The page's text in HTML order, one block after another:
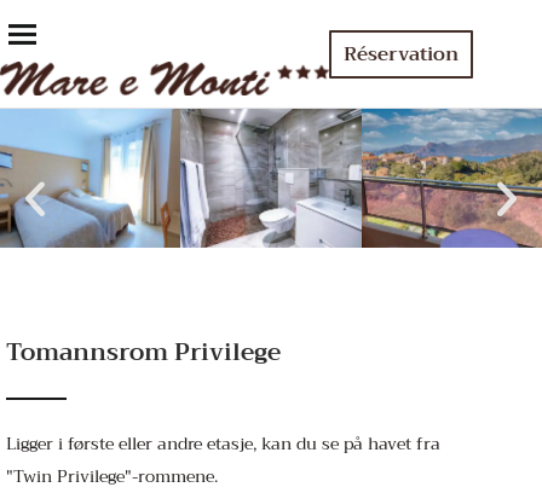
Réservation
Tomannsrom Privilege
Ligger i første eller andre etasje, kan du se på havet fra
"Twin Privilege"-rommene.